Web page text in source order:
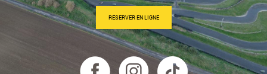
RÉSERVER EN LIGNE